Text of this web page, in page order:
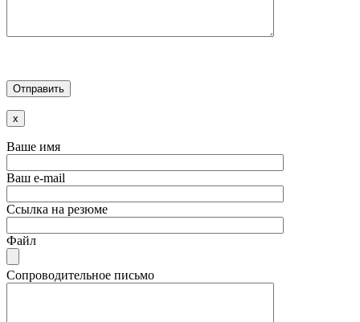
x
Ваше имя
Ваш e-mail
Ссылка на резюме
Файл
Сопроводительное письмо